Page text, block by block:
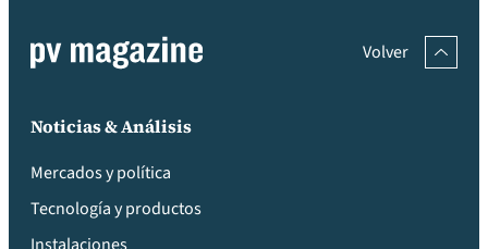
Volver
Noticias & Análisis
Mercados y política
Tecnología y productos